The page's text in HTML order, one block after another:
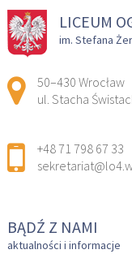
LICEUM
im. Stefana
Adres pocztowy:
50–430 Wrocław
ul. Stacha
+48 71 798 67 33
BĄDŹ Z NAMI
aktualności i informacje